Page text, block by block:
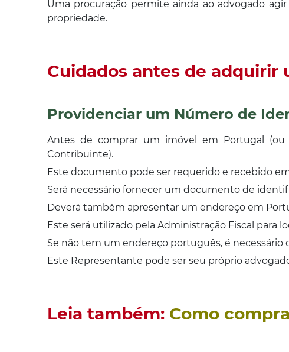
Uma procuração permite ainda ao advogado
propriedade.
Cuidados antes de
Providenciar um Número de
Antes de comprar um imóvel em Portugal (ou
Contribuinte).
Este documento pode ser requerido e recebido
Será necessário fornecer um documento de
Deverá também apresentar um endereço em
Este será utilizado pela Administração Fiscal para
Se não tem um endereço português, é necessário
Este Representante pode ser seu próprio
Leia também: Como